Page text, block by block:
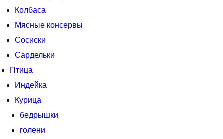
Колбаса
Мясные консервы
Сосиски
Сардельки
Птица
Индейка
Курица
бедрышки
голени